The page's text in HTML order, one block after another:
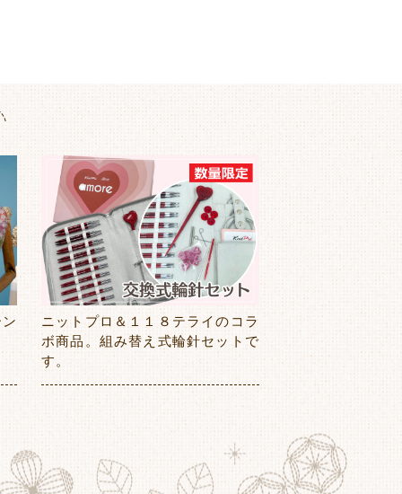
ニットプロ＆１１８テライのコラ
ボ商品。組み替え式輪針セットで
す。